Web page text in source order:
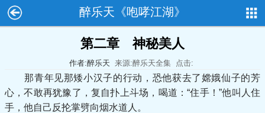
醉乐天《咆哮江湖》
第二章 神秘美人
作者:醉乐天 来源:醉乐天全集 点击:
那青年见那矮小汉子的行动，恐他获去了嫦娥仙子的芳
心，不敢再犹豫了，复自扑上斗场，喝道：“住手！”他叫人住
手，他自己反抡掌劈向烟水道人。